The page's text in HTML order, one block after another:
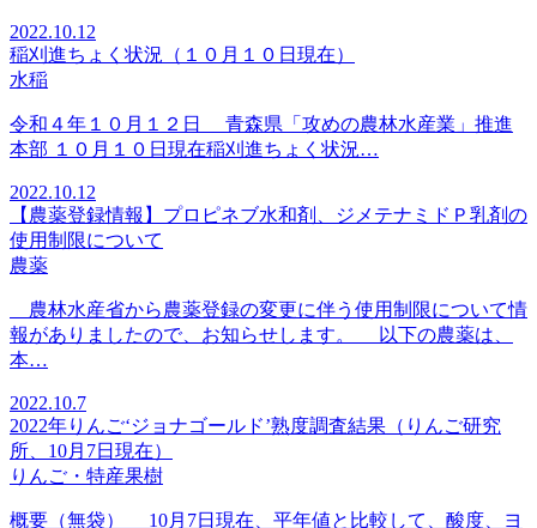
2022.10.12
稲刈進ちょく状況（１０月１０日現在）
水稲
令和４年１０月１２日 青森県「攻めの農林水産業」推進
本部 １０月１０日現在稲刈進ちょく状況…
2022.10.12
【農薬登録情報】プロピネブ水和剤、ジメテナミドＰ乳剤の
使用制限について
農薬
農林水産省から農薬登録の変更に伴う使用制限について情
報がありましたので、お知らせします。 以下の農薬は、
本…
2022.10.7
2022年りんご‘ジョナゴールド’熟度調査結果（りんご研究
所、10月7日現在）
りんご・特産果樹
概要（無袋） 10月7日現在、平年値と比較して、酸度、ヨ